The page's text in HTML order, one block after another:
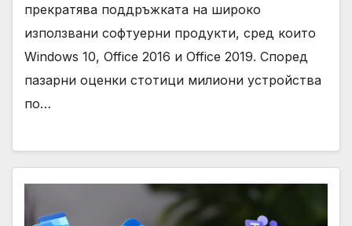
прекратява поддръжката на широко
използвани софтуерни продукти, сред които
Windows 10, Office 2016 и Office 2019. Според
пазарни оценки стотици милиони устройства
по…